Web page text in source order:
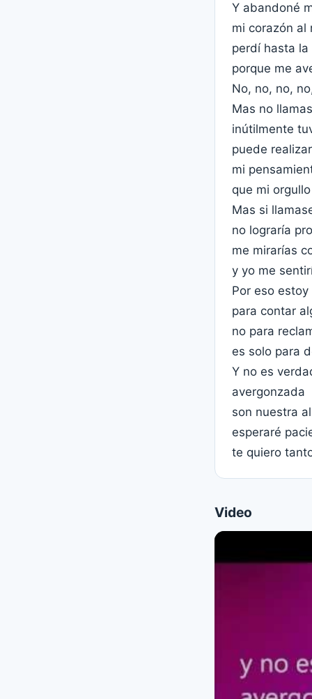
Y abandoné
mi corazón al
perdí hasta
porque me
No, no, no,
Mas no
inútilmente
puede
mi
que mi
Mas si
no lograría
me mirarías
y yo me
Por eso
para contar
no para
es solo para
Y no es
avergonzada
son nuestra
esperaré
te quiero
Video